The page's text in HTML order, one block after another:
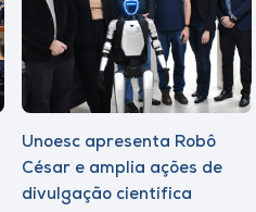
Unoesc apresenta Robô
César e amplia ações de
divulgação científica